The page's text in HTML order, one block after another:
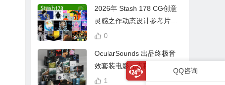
2026年 Stash 178 CG创意
灵感之作动态设计参考片广
告视频动画短片合集
0
OcularSounds 出品终极音
效套装电影元素科幻氛围冲
击无人机音效素材包 Full Ac
1
QQ咨询